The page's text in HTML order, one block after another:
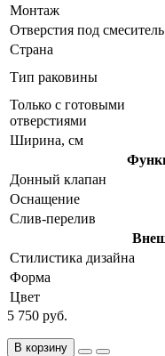
Монтаж
Отверстия под смеситель
Страна
Тип раковины
Только с готовыми
отверстиями
Ширина, см
Донный клапан
Оснащение
Слив-перелив
Стилистика дизайна
Форма
Цвет
5 750 руб.
В корзину